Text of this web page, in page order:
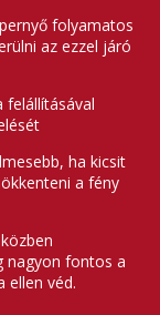
folyamatos
az ezzel járó
ha kicsit
a fény
nagyon fontos a
ellen véd.